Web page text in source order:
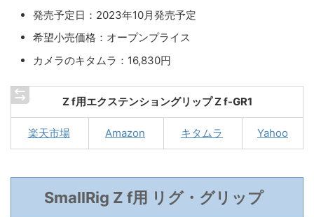
発売予定日：2023年10月発売予定
希望小売価格：オープンプライス
カメラのキタムラ：16,830円
Z f用エクステンショングリップ Z f-GR1
楽天市場 Amazon キタムラ Yahoo
SmallRig Z f用 リグ・グリップ